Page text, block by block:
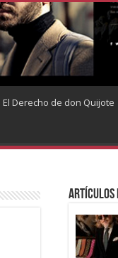
El Derecho de don Quijote
Artículos